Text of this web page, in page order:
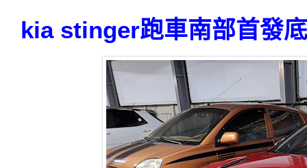
kia stinger跑車南部首發